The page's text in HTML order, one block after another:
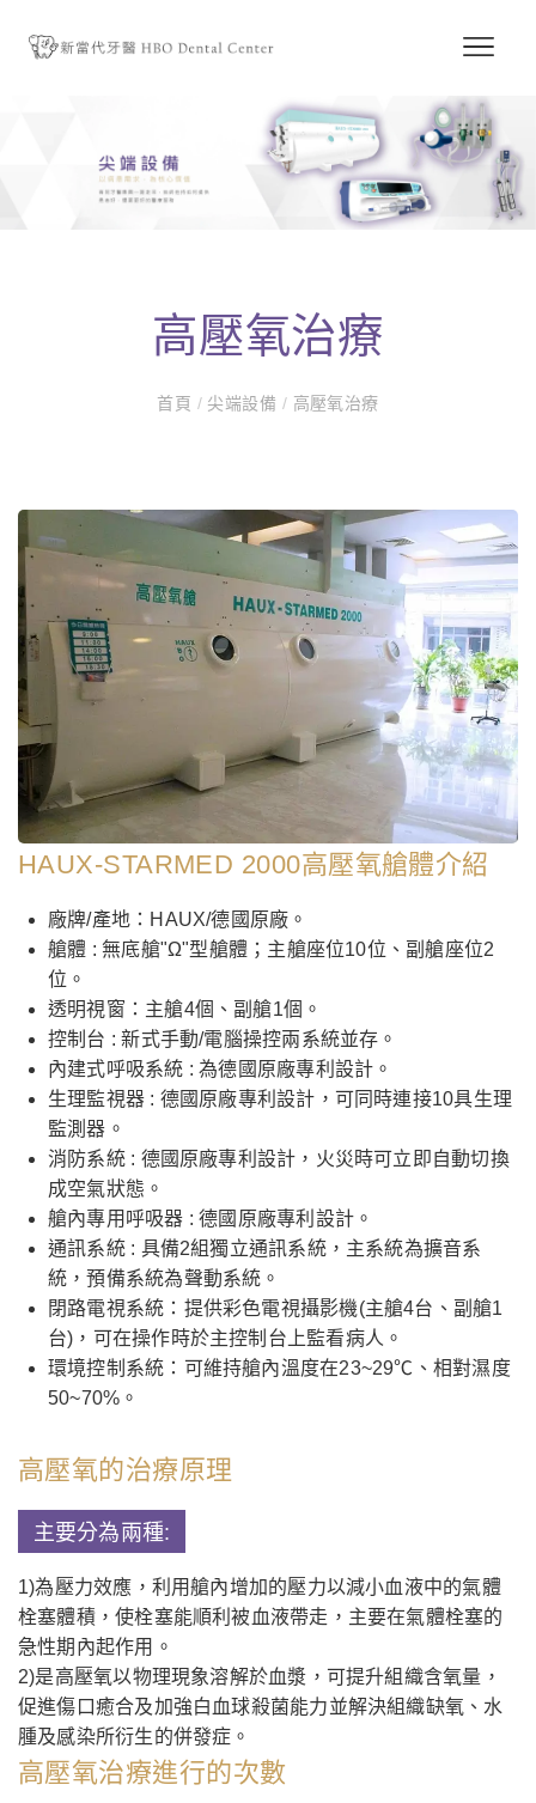
高壓氧治療
首頁 /尖端設備 / 高壓氧治療
HAUX-STARMED 2000高壓氧艙體介紹
廠牌/產地：HAUX/德國原廠。
艙體 : 無底艙"Ω"型艙體；主艙座位10位、副艙座位2
位。
透明視窗：主艙4個、副艙1個。
控制台 : 新式手動/電腦操控兩系統並存。
內建式呼吸系統 : 為德國原廠專利設計。
生理監視器 : 德國原廠專利設計，可同時連接10具生理
監測器。
消防系統 : 德國原廠專利設計，火災時可立即自動切換
成空氣狀態。
艙內專用呼吸器 : 德國原廠專利設計。
通訊系統 : 具備2組獨立通訊系統，主系統為擴音系
統，預備系統為聲動系統。
閉路電視系統：提供彩色電視攝影機(主艙4台、副艙1
台)，可在操作時於主控制台上監看病人。
環境控制系統：可維持艙內溫度在23~29℃、相對濕度
50~70%。
高壓氧的治療原理
主要分為兩種:
1)為壓力效應，利用艙內增加的壓力以減小血液中的氣體
栓塞體積，使栓塞能順利被血液帶走，主要在氣體栓塞的
急性期內起作用。
2)是高壓氧以物理現象溶解於血漿，可提升組織含氧量，
促進傷口癒合及加強白血球殺菌能力並解決組織缺氧、水
腫及感染所衍生的併發症。
高壓氧治療進行的次數